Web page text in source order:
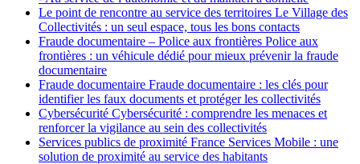
Le point de rencontre au service des territoires Le Village des
Collectivités : un seul espace, tous les bons contacts
Fraude documentaire – Police aux frontières Police aux
frontières : un véhicule dédié pour mieux prévenir la fraude
documentaire
Fraude documentaire Fraude documentaire : les clés pour
identifier les faux documents et protéger les collectivités
Cybersécurité Cybersécurité : comprendre les menaces et
renforcer la vigilance au sein des collectivités
Services publics de proximité France Services Mobile : une
solution de proximité au service des habitants